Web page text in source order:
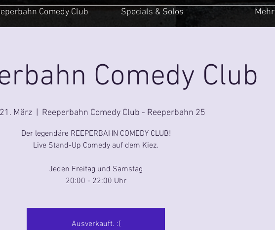
Comedy Club Specials & Solos Mehr
Comedy Club
März Reeperbahn Comedy Club - Reeperbahn 25
Der legendäre REEPERBAHN COMEDY CLUB!
Live Stand-Up Comedy auf dem Kiez.
Jeden Freitag und Samstag
20:00 - 22:00 Uhr
Ausverkauft. :(